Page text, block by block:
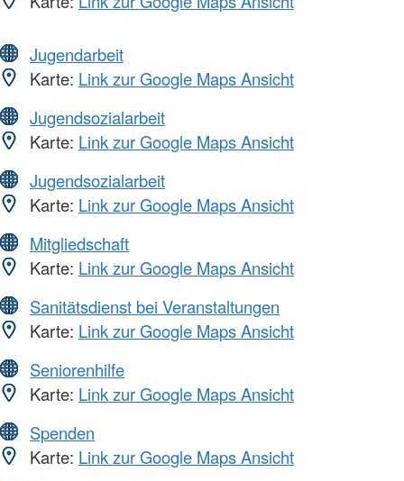
Jugendarbeit
Karte: Link zur Google Maps Ansicht
Jugendsozialarbeit
Karte: Link zur Google Maps Ansicht
Jugendsozialarbeit
Karte: Link zur Google Maps Ansicht
Mitgliedschaft
Karte: Link zur Google Maps Ansicht
Sanitätsdienst bei Veranstaltungen
Karte: Link zur Google Maps Ansicht
Seniorenhilfe
Karte: Link zur Google Maps Ansicht
Spenden
Karte: Link zur Google Maps Ansicht